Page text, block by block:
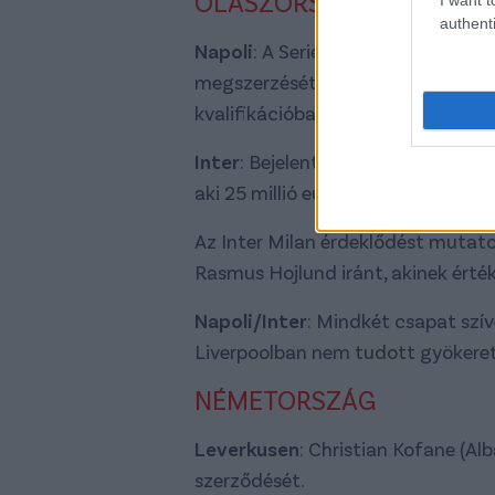
Napoli: A Serie A-bajnok
megszerzését, aki tavasszal
kvalifikációban és az UEFA
Inter: Bejelentették a Marseille
aki 25 millió euróért érkezik a Serie
Az Inter Milan érdeklődést
Rasmus Hojlund iránt, akinek
Napoli/Inter: Mindkét csapat
Liverpoolban nem tudott
NÉMETORSZÁG
Leverkusen: Christian Kofane
szerződését.